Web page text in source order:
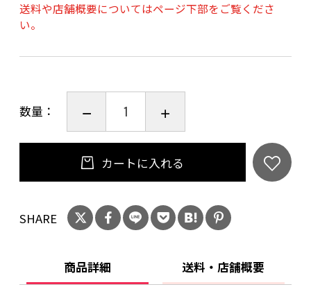
750ml
コラボレーションボトルデザイン
トルをデザインするため、メゾンのアーカイブ
を探り、現在のボトルのアイコンとなっているタ
イが、1892年当時はリボンであったことからイ
ンスピレーションを受けました。寛大さ、喜
び、そしてサプライズを象徴するこのリボン
は、限定デザインの重要なエレメントとなりま
は、モエ・エ・シャンドンのバースデーセレブ
レーションに込められた思いを体現していま
送料や店舗概要についてはページ下部をご覧くださ
い。
数量：
カートに入れる
SHARE
商品詳細 送料・店舗概要